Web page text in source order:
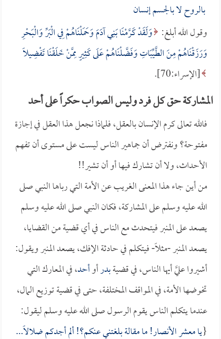
بالروح لا بالجسم إنسان
وقول الله أبلغ: وَلَقَدْ كَرَّمْنَا بَنِي آدَمَ وَحَمَلْنَاهُمْ فِي الْبَرِّ وَالْبَحْرِ
وَرَزَقْنَاهُمْ مِنَ الطَّيِّبَاتِ وَفَضَّلْنَاهُمْ عَلَى كَثِيرٍ مِمَّنْ خَلَقْنَا تَفْضِيلاً
[الإسراء:70].
المشاركة حق كل فرد وليس الصواب حكراً على أحد
فالله تعالى كرم الإنسان بالعقل، فلماذا نجعل هذا العقل في إجازة
مفتوحة؟ ونفترض أن جماهير الناس ليست على مستوى أن تفهم
الأحداث، ولا أن تشارك فيها أو أن تشير!!
من أين جاء هذا المعنى الغريب عن الأمة التي رباها النبي صلى
الله عليه وسلم على المشاركة، فكان النبي صلى الله عليه وسلم
يصعد على المنبر فيتحدث مع الناس في أي قضية من القضايا،
يصعد المنبر -مثلاً- فيتكلم في حادثة الإفك، يصعد المنبر ويقول:
أشيروا عليَّ أيها الناس، في قضيةبدرأوأحد، في المعارك التي
تخوضها الأمة، في المواقف المختلفة، حتى في قضية توزيع المال،
عندما يتكلم الناس يقوم الرسول صلى الله عليه وسلم ليقول:
{يا معشر الأنصار! ما مقالة بلغتني عنكم؟! ألم أجدكم ضلالاً...